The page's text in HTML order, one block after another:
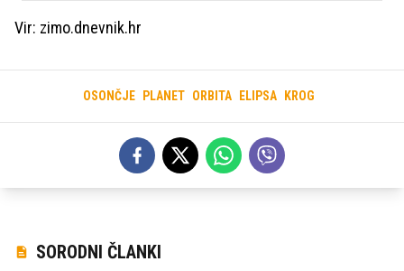
Vir: zimo.dnevnik.hr
OSONČJE PLANET ORBITA ELIPSA KROG
SORODNI ČLANKI